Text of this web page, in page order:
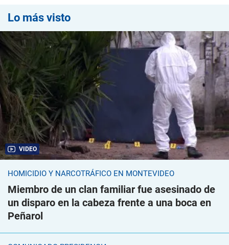
Lo más visto
VIDEO
HOMICIDIO Y NARCOTRÁFICO EN MONTEVIDEO
Miembro de un clan familiar fue asesinado de
un disparo en la cabeza frente a una boca en
Peñarol